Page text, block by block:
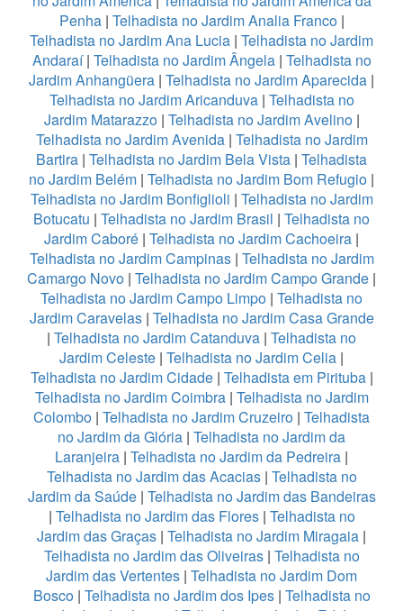
Penha| Telhadista no Jardim Analia Franco|
Telhadista no Jardim Ana Lucia | Telhadista no Jardim
Andaraí| Telhadista no Jardim Ângela| Telhadista no
Jardim Anhangüera | Telhadista no Jardim Aparecida |
Telhadista no Jardim Aricanduva| Telhadista no
Jardim Matarazzo| Telhadista no Jardim Avelino|
Telhadista no Jardim Avenida| Telhadista no Jardim
Bartira | Telhadista no Jardim Bela Vista | Telhadista
no Jardim Belém | Telhadista no Jardim Bom Refugio |
Telhadista no Jardim Bonfiglioli | Telhadista no Jardim
Botucatu | Telhadista no Jardim Brasil | Telhadista no
Jardim Caboré | Telhadista no Jardim Cachoeira |
Telhadista no Jardim Campinas| Telhadista no Jardim
Camargo Novo | Telhadista no Jardim Campo Grande |
Telhadista no Jardim Campo Limpo | Telhadista no
Jardim Caravelas| Telhadista no Jardim Casa Grande
| Telhadista no Jardim Catanduva | Telhadista no
Jardim Celeste | Telhadista no Jardim Celia |
Telhadista no Jardim Cidade| Telhadista em Pirituba|
Telhadista no Jardim Coimbra| Telhadista no Jardim
Colombo | Telhadista no Jardim Cruzeiro | Telhadista
no Jardim da Glória | Telhadista no Jardim da
Laranjeira | Telhadista no Jardim da Pedreira |
Telhadista no Jardim das Acacias| Telhadista no
Jardim da Saúde| Telhadista no Jardim das Bandeiras
| Telhadista no Jardim das Flores| Telhadista no
Jardim das Graças | Telhadista no Jardim Miragaia |
Telhadista no Jardim das Oliveiras| Telhadista no
Jardim das Vertentes | Telhadista no Jardim Dom
Bosco| Telhadista no Jardim dos Ipes| Telhadista no